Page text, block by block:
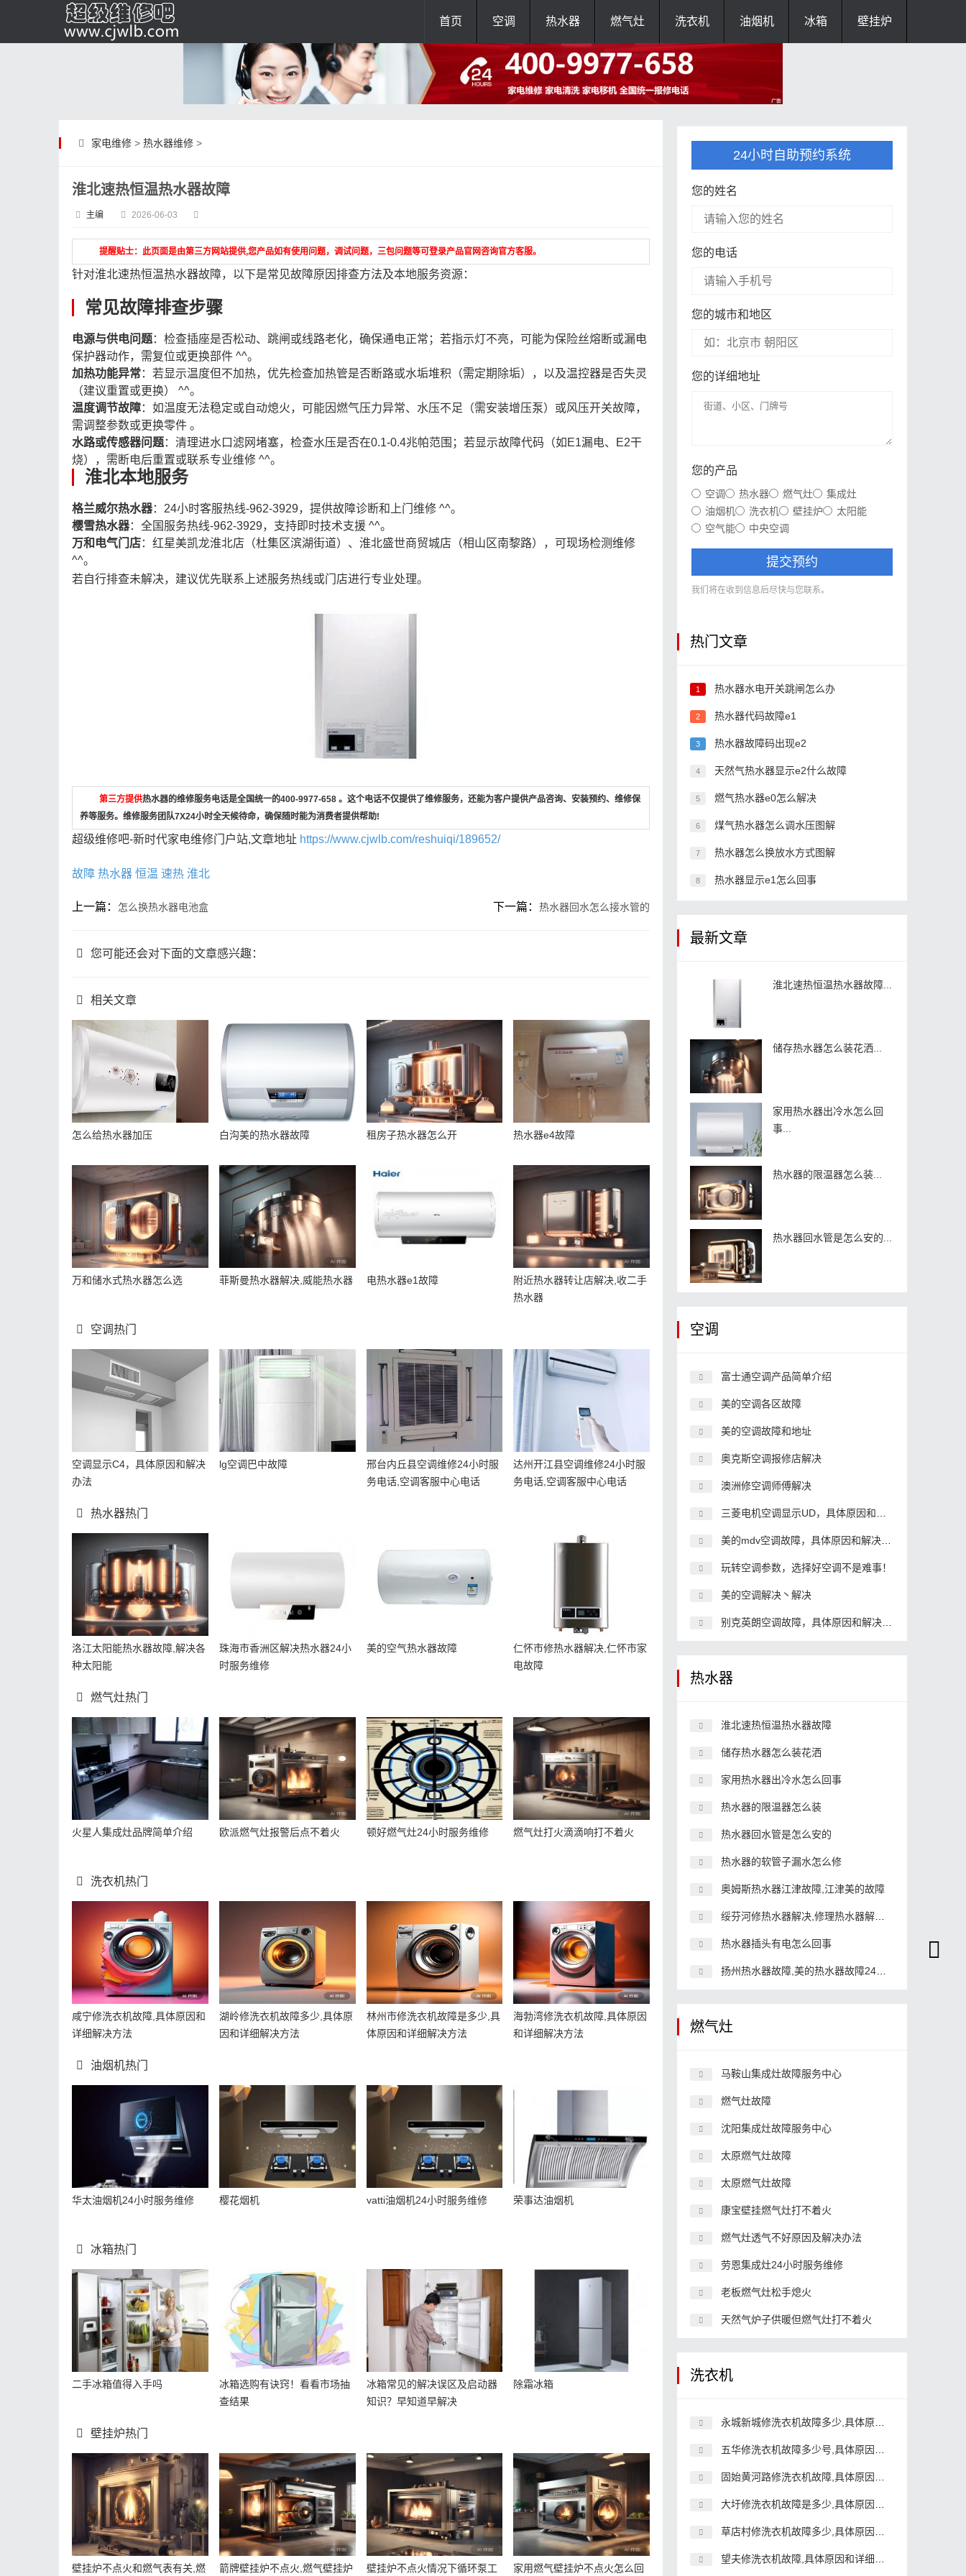
首页 空调 热水器 燃气灶 洗衣机 油烟机 冰箱 壁挂炉
家电维修> 热水器维修>
淮北速热恒温热水器故障
主编 2026-06-03
提醒贴士：此页面是由第三方网站提供,您产品如有使用问题，调试问题，三包问题等可登录产品官网咨询官方客服。
针对淮北速热恒温热水器故障，以下是常见故障原因排查方法及本地服务资源：
常见故障排查步骤
电源与供电问题：检查插座是否松动、跳闸或线路老化，确保通电正常；若指示灯不亮，可能为保险丝熔断或漏电
保护器动作，需复位或更换部件 ^^。
加热功能异常：若显示温度但不加热，优先检查加热管是否断路或水垢堆积（需定期除垢），以及温控器是否失灵
（建议重置或更换） ^^。
温度调节故障：如温度无法稳定或自动熄火，可能因燃气压力异常、水压不足（需安装增压泵）或风压开关故障，
需调整参数或更换零件 。
水路或传感器问题：清理进水口滤网堵塞，检查水压是否在0.1-0.4兆帕范围；若显示故障代码（如E1漏电、E2干
烧），需断电后重置或联系专业维修 ^^。
淮北本地服务
格兰威尔热水器：24小时客服热线-962-3929，提供故障诊断和上门维修 ^^。
樱雪热水器：全国服务热线-962-3929，支持即时技术支援 ^^。
万和电气门店：红星美凯龙淮北店（杜集区滨湖街道）、淮北盛世商贸城店（相山区南黎路），可现场检测维修
^^。
若自行排查未解决，建议优先联系上述服务热线或门店进行专业处理。
第三方提供热水器的维修服务电话是全国统一的400-9977-658 。这个电话不仅提供了维修服务，还能为客户提供产品咨询、安装预约、维修保
养等服务。维修服务团队7X24小时全天候待命，确保随时能为消费者提供帮助!
超级维修吧-新时代家电维修门户站,文章地址 https://www.cjwlb.com/reshuiqi/189652/
故障 热水器 恒温 速热 淮北
上一篇： 怎么换热水器电池盒 下一篇： 热水器回水怎么接水管的
您可能还会对下面的文章感兴趣：
相关文章
怎么给热水器加压 白沟美的热水器故障 租房子热水器怎么开 热水器e4故障
万和储水式热水器怎么选 菲斯曼热水器解决,威能热水器 电热水器e1故障
附近热水器转让店解决,收二手
热水器
空调热门
空调显示C4，具体原因和解决
办法
lg空调巴中故障
邢台内丘县空调维修24小时服
务电话,空调客服中心电话
达州开江县空调维修24小时服
务电话,空调客服中心电话
热水器热门
洛江太阳能热水器故障,解决各
种太阳能
珠海市香洲区解决热水器24小
时服务维修
美的空气热水器故障
仁怀市修热水器解决,仁怀市家
电故障
燃气灶热门
火星人集成灶品牌简单介绍 欧派燃气灶报警后点不着火 顿好燃气灶24小时服务维修 燃气灶打火滴滴响打不着火
洗衣机热门
咸宁修洗衣机故障,具体原因和
详细解决方法
湖岭修洗衣机故障多少,具体原
因和详细解决方法
林州市修洗衣机故障是多少,具
体原因和详细解决方法
海勃湾修洗衣机故障,具体原因
和详细解决方法
油烟机热门
华太油烟机24小时服务维修 樱花烟机 vatti油烟机24小时服务维修 荣事达油烟机
冰箱热门
二手冰箱值得入手吗
冰箱选购有诀窍！看看市场抽
查结果
冰箱常见的解决误区及启动器
知识？早知道早解决
除霜冰箱
壁挂炉热门
壁挂炉不点火和燃气表有关,燃 箭牌壁挂炉不点火,燃气壁挂炉 壁挂炉不点火情况下循环泵工 家用燃气壁挂炉不点火怎么回
24小时自助预约系统
您的姓名
您的电话
您的城市和地区
您的详细地址
您的产品
空调 热水器 燃气灶
集成灶
油烟机
洗衣机 壁挂炉
太阳能
空气能
中央空调
提交预约
我们将在收到信息后尽快与您联系。
热门文章
1 热水器水电开关跳闸怎么办
2 热水器代码故障e1
3 热水器故障码出现e2
4 天然气热水器显示e2什么故障
5 燃气热水器e0怎么解决
6 煤气热水器怎么调水压图解
7 热水器怎么换放水方式图解
8 热水器显示e1怎么回事
最新文章
淮北速热恒温热水器故障...
储存热水器怎么装花洒...
家用热水器出冷水怎么回
事...
热水器的限温器怎么装...
热水器回水管是怎么安的...
空调
富士通空调产品简单介绍
美的空调各区故障
美的空调故障和地址
奥克斯空调报修店解决
澳洲修空调师傅解决
三菱电机空调显示UD，具体原因和解决办法
美的mdv空调故障，具体原因和解决办法
玩转空调参数，选择好空调不是难事！
美的空调解决丶解决
别克英朗空调故障，具体原因和解决办法
热水器
淮北速热恒温热水器故障
储存热水器怎么装花洒
家用热水器出冷水怎么回事
热水器的限温器怎么装
热水器回水管是怎么安的
热水器的软管子漏水怎么修
奥姆斯热水器江津故障,江津美的故障
绥芬河修热水器解决,修理热水器解决附近的
热水器插头有电怎么回事
扬州热水器故障,美的热水器故障24小时
燃气灶
马鞍山集成灶故障服务中心
燃气灶故障
沈阳集成灶故障服务中心
太原燃气灶故障
太原燃气灶故障
康宝壁挂燃气灶打不着火
燃气灶透气不好原因及解决办法
劳恩集成灶24小时服务维修
老板燃气灶松手熄火
天然气炉子供暖但燃气灶打不着火
洗衣机
永城新城修洗衣机故障多少,具体原因和详细解决方法
五华修洗衣机故障多少号,具体原因和详细解决方法
固始黄河路修洗衣机故障,具体原因和详细解决方法
大圩修洗衣机故障是多少,具体原因和详细解决方法
草店村修洗衣机故障多少,具体原因和详细解决方法
望夫修洗衣机故障,具体原因和详细解决方法